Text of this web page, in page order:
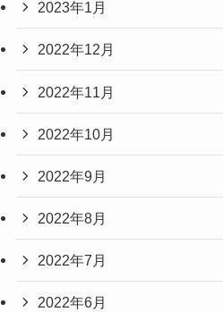
2023年1月
2022年12月
2022年11月
2022年10月
2022年9月
2022年8月
2022年7月
2022年6月